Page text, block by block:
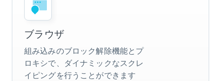
ブラウザ
組み込みのブロック解除機能とプ
ロキシで、ダイナミックなスクレ
イピングを行うことができます